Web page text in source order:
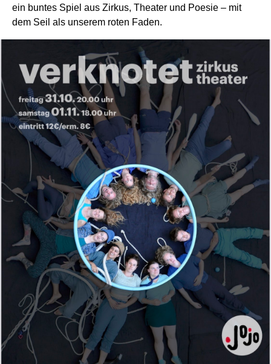
ein buntes Spiel aus Zirkus, Theater und Poesie – mit
dem Seil als unserem roten Faden.